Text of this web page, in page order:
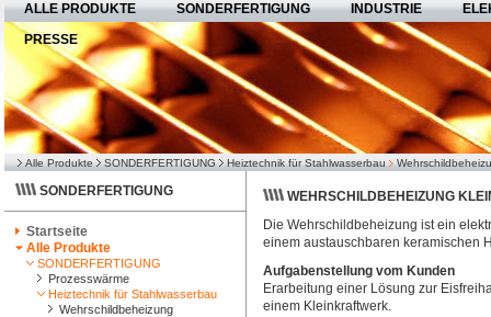
ALLE PRODUKTE SONDERFERTIGUNG INDUSTRIE
PRESSE
Alle Produkte SONDERFERTIGUNG Heiztechnik für Stahlwasserbau
SONDERFERTIGUNG
Startseite
Alle Produkte
SONDERFERTIGUNG
Prozesswärme
Heiztechnik für Stahlwasserbau
Wehrschildbeheizung
WEHRSCHILDBEHEIZUNG
Die Wehrschildbeheizung ist ein
einem austauschbaren keramischen
Aufgabenstellung vom Kunden
Erarbeitung einer Lösung zur
einem Kleinkraftwerk.